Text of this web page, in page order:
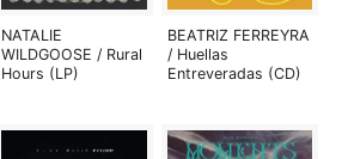
NATALIE
WILDGOOSE / Rural
Hours (LP)
BEATRIZ FERREYRA
/ Huellas
Entreveradas (CD)